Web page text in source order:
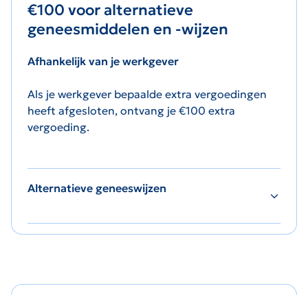
€100 voor alternatieve
geneesmiddelen en -wijzen
Afhankelijk van je werkgever
Als je werkgever bepaalde extra vergoedingen
heeft afgesloten, ontvang je €100 extra
vergoeding.
Alternatieve geneeswijzen